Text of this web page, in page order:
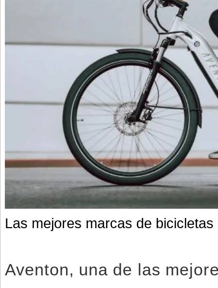
Las mejores marcas de
Aventon, una de las